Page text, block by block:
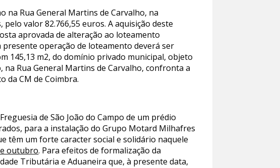
na Rua General Martins de Carvalho, na
valor 82.766,55 euros. A aquisição deste
aprovada de alteração ao loteamento
operação de loteamento deverá ser
145,13 m2, do domínio privado municipal, objeto
na Rua General Martins de Carvalho, confronta a
da CM de Coimbra.
de São João do Campo de um prédio
para a instalação do Grupo Motard Milhafres
têm um forte caracter social e solidário naquele
outubro. Para efeitos de formalização da
Tributária e Aduaneira que, à presente data,